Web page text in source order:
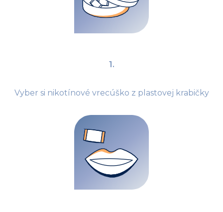
1.
Vyber si nikotínové vrecúško z plastovej krabičky